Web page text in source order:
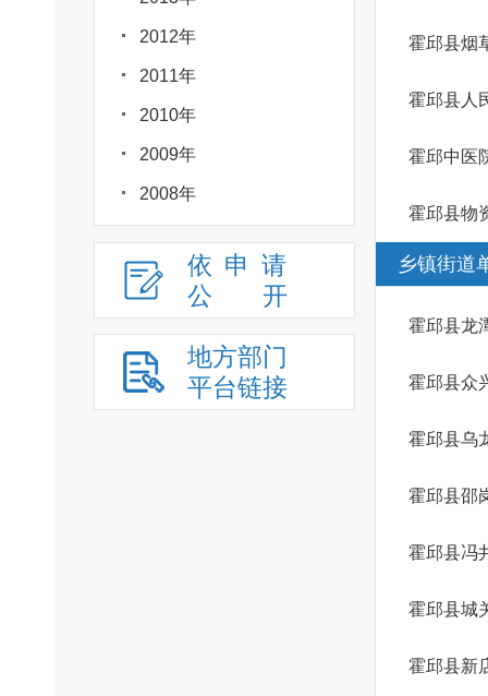
2012年
2011年
2010年
2009年
2008年
依申请
公
开
地方部门
平台链接
霍邱县烟
霍邱县人
霍邱中医
霍邱县物
乡镇街道
霍邱县龙
霍邱县众
霍邱县乌
霍邱县邵
霍邱县冯
霍邱县城
霍邱县新